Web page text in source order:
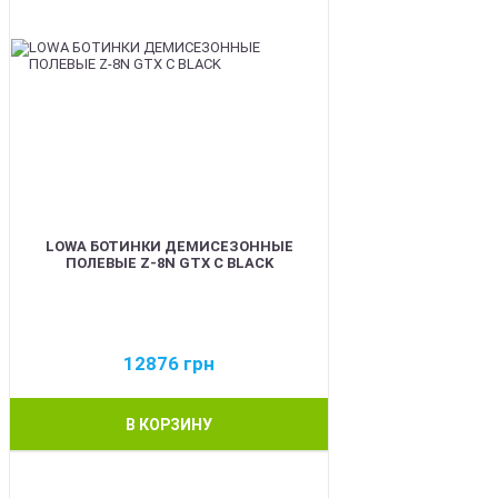
LOWA БОТИНКИ ДЕМИСЕЗОННЫЕ
ПОЛЕВЫЕ Z-8N GTX C BLACK
12876 грн
В КОРЗИНУ